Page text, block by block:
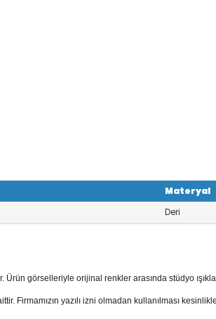
Materyal
Deri
Stilettola
- Kot Ayakkabıl
görselleriyle orijinal renkler arasında stüdyo
Firmamızın yazılı izni olmadan kullanılması